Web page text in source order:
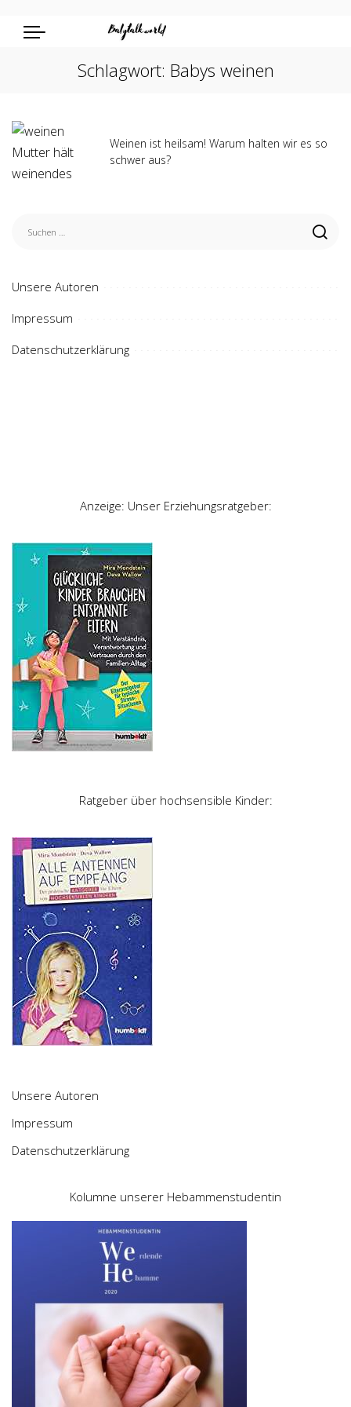
Schlagwort: Babys weinen
Weinen ist heilsam! Warum halten wir es so
schwer aus?
Unsere Autoren
Impressum
Datenschutzerklärung
Anzeige: Unser Erziehungsratgeber:
Ratgeber über hochsensible Kinder:
Unsere Autoren
Impressum
Datenschutzerklärung
Kolumne unserer Hebammenstudentin